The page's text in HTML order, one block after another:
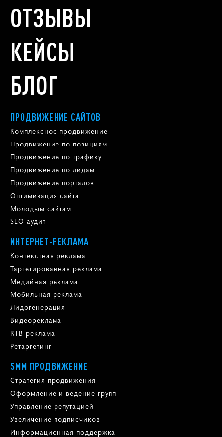
ОТЗЫВЫ
КЕЙСЫ
БЛОГ
ПРОДВИЖЕНИЕ САЙТОВ
Комплексное продвижение
Продвижение по позициям
Продвижение по трафику
Продвижение по лидам
Продвижение порталов
Оптимизация сайта
Молодым сайтам
SEO-аудит
ИНТЕРНЕТ-РЕКЛАМА
Контекстная реклама
Таргетированная реклама
Медийная реклама
Мобильная реклама
Лидогенерация
Видеореклама
RTB реклама
Ретаргетинг
SMM ПРОДВИЖЕНИЕ
Стратегия продвижения
Оформление и ведение групп
Управление репутацией
Увеличение подписчиков
Информационная поддержка